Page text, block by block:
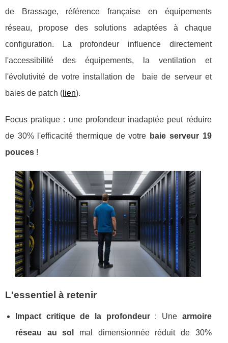
de Brassage, référence française en équipements
réseau, propose des solutions adaptées à chaque
configuration. La profondeur influence directement
l'accessibilité des équipements, la ventilation et
l'évolutivité de votre installation de
baie de serveur et
baies de patch ( lien).
Focus pratique : une profondeur inadaptée peut réduire
de 30% l'efficacité thermique de votre baie serveur 19
pouces !
L'essentiel à retenir
Impact critique de la profondeur: Une armoire
réseau au sol
mal dimensionnée réduit de 30%